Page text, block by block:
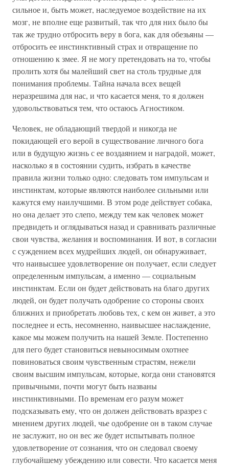
сильное и, быть может, наследуемое воздействие на их
мозг, не вполне еще развитый, так что для них было бы
так же трудно отбросить веру в бога, как для обезьяны —
отбросить ее инстинктивный страх и отвращение по
отношению к змее. Я не могу претендовать на то, чтобы
пролить хотя бы малейший свет на столь трудные для
понимания проблемы. Тайна начала всех вещей
неразрешима для нас, и что касается меня, то я должен
удовольствоваться тем, что остаюсь Агностиком.
Человек, не обладающий твердой и никогда не
покидающей его верой в существование личного бога
или в будущую жизнь с ее воздаянием и наградой, может,
насколько я в состоянии судить, избрать в качестве
правила жизни только одно: следовать том импульсам и
инстинктам, которые являются наиболее сильными или
кажутся ему наилучшими. В этом роде действует собака,
но она делает это слепо, между тем как человек может
предвидеть и оглядываться назад и сравнивать различные
свои чувства, желания и воспоминания. И вот, в согласии
с суждением всех мудрейших людей, он обнаруживает,
что наивысшее удовлетворение он получает, если следует
определенным импульсам, а именно — социальным
инстинктам. Если он будет действовать на благо других
людей, он будет получать одобрение со стороны своих
ближних и приобретать любовь тех, с кем он живет, а это
последнее и есть, несомненно, наивысшее наслаждение,
какое мы можем получить на нашей Земле. Постепенно
для пего будет становиться невыносимым охотнее
повиноваться своим чувственным страстям, нежели
своим высшим импульсам, которые, когда они становятся
привычными, почти могут быть названы
инстинктивными. По временам его разум может
подсказывать ему, что он должен действовать вразрез с
мнением других людей, чье одобрение он в таком случае
не заслужит, но он вес же будет испытывать полное
удовлетворение от сознания, что он следовал своему
глубочайшему убеждению или совести. Что касается меня